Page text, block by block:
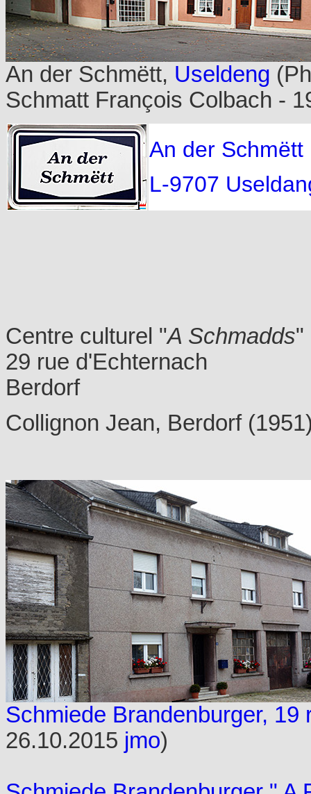
An der Schmëtt, Useldeng
Schmatt François Colbach -
An der Schmëtt
L-9707
Centre culturel "A Schmadds"
29 rue d'Echternach
Berdorf
Collignon Jean, Berdorf
Schmiede Brandenburger,
26.10.2015 jmo)